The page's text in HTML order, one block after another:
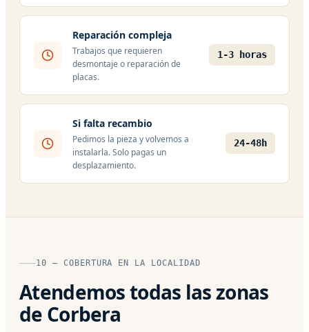
Reparación compleja
Trabajos que requieren
desmontaje o reparación de
placas.
1-3 horas
Si falta recambio
Pedimos la pieza y volvemos a
instalarla. Solo pagas un
desplazamiento.
24-48h
10 — COBERTURA EN LA LOCALIDAD
Atendemos todas las zonas
de Corbera